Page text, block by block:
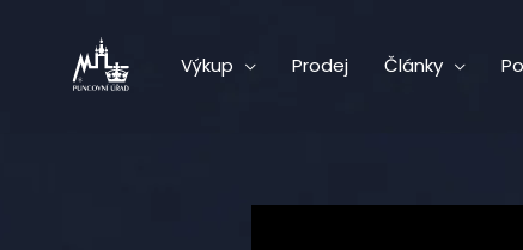
Výkup Prodej Články